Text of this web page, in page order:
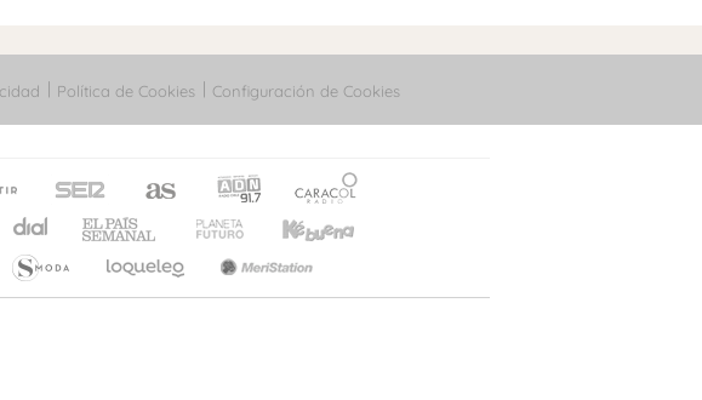
Política de Cookies Configuración de Cookies